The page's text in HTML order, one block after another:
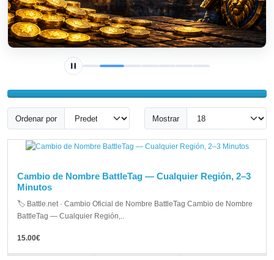
Ordenar por Mostrar
Cambio de Nombre BattleTag — Cualquier Región, 2–3
Minutos
🏷️ Battle.net · Cambio Oficial de Nombre BattleTag Cambio de Nombre
BattleTag — Cualquier Región,..
15.00€